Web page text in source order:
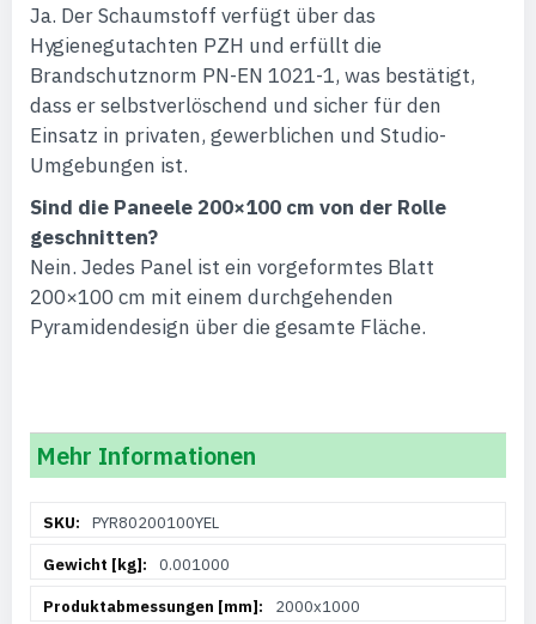
Ja. Der Schaumstoff verfügt über das
Hygienegutachten PZH und erfüllt die
Brandschutznorm PN-EN 1021-1, was bestätigt,
dass er selbstverlöschend und sicher für den
Einsatz in privaten, gewerblichen und Studio-
Umgebungen ist.
Sind die Paneele 200×100 cm von der Rolle
geschnitten?
Nein. Jedes Panel ist ein vorgeformtes Blatt
200×100 cm mit einem durchgehenden
Pyramidendesign über die gesamte Fläche.
Mehr Informationen
InformationenPYR80200100YEL
0.001000
2000x1000